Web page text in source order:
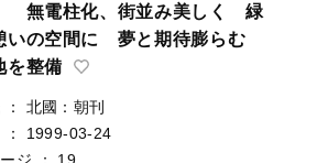
無電柱化、街並み美しく 緑
いの空間に 夢と期待膨らむ
を整備
：
北國：朝刊
：
1999-03-24
ジ
：
19